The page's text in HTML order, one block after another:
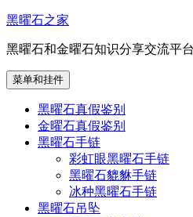
跳
内
容
黑曜石之家
黑曜石和金曜石知识分享交流平台
菜单和挂件
黑曜石真假鉴别
金曜石真假鉴别
黑曜石手链
彩虹眼黑曜石手链
黑曜石貔貅手链
冰种黑曜石手链
黑曜石吊坠